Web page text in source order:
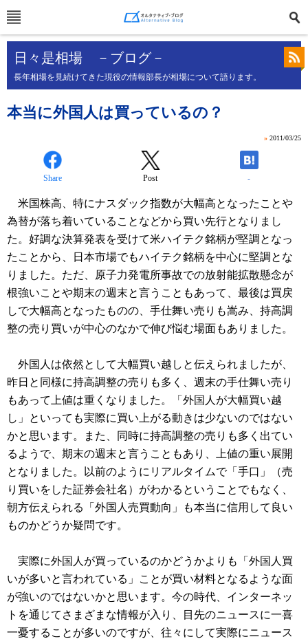
日々是相場 －ブログ－
長年相場を見続けてきた現役の情報部長が相場について語ります。
本当に外国人は買っているの？
» 2011/03/25
Share Post -
米国株高、特にナスダック指数が大幅高となったことや
為替が落ち着いていることなどから買い先行となりまし
た。好調な決算発表を受けて米ハイテク銘柄が堅調となっ
たことから、日本市場でもハイテク銘柄を中心に堅調とな
りました。ただ、原子力発電所事故での放射能拡散懸念が
根強いことや期末の週末と言うこともあって、最後は買戻
しで大幅高となったものの、手仕舞い売りも嵩み、持高調
整の売り買いが中心のなかで伸び悩む場面もありました。
外国人は依然として大幅買い越しと伝えられましたが、
昨日と同様に持高調整の売りも多く、週末の手仕舞い売り
もあって上値は重くなりました。「外国人が大幅買い越
し」といっても実際に買い上がる動きは少ないのではない
かと思います。また、同時に持高調整の売りも多く出てい
るようで、期末の週末と言うこともあり、上値の重い展開
となりました。以前のようにリアルタイムで「手口」（売
り買いをした証券会社名）がわかるということでもなく、
朝方伝えられる「外国人売買動向」も本当に信用して良い
ものかどうか疑問です。
実際に外国人が買っているのかどうかよりも「外国人買
いが多いと言われている」ことが買い材料となるような面
が強いのではないかと思います。今の時代、インターネッ
トを通じてさまざまな情報が入り、目先のニュースに一喜
一憂することが多いのですが、往々にして実際にニュース